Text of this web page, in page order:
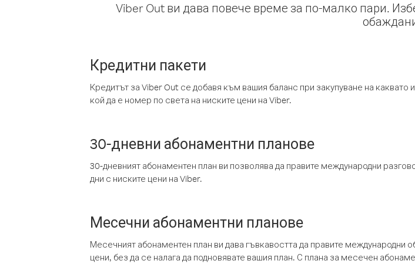
Viber Out ви дава повече време за по-малко пари.
Кредитни пакети
Кредитът за Viber Out се добавя към вашия баланс при закупуване на
кой да е номер по света на ниските цени на Viber.
30-дневни абонаментни планове
30-дневният абонаментен план ви позволява да правите международни
дни с ниските цени на Viber.
Месечни абонаментни планове
Месечният абонаментен план ви дава гъвкавостта да правите международни
цени, без да се налага да подновявате вашия план. С плана за месечен